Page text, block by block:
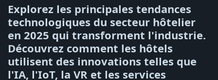
Explorez les principales tendances
technologiques du secteur hôtelier
en 2025 qui transforment l'industrie.
Découvrez comment les hôtels
utilisent des innovations telles que
l'IA, l'IoT, la VR et les services